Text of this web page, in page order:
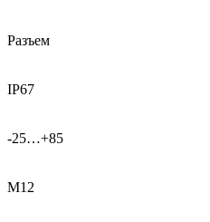
Разъем
IP67
-25…+85
M12